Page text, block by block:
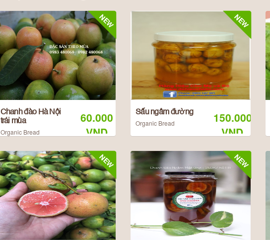
NEW
Chanh đào Hà Nội
trái mùa
Organic Bread
60.000
VND
NEW
Sấu ngâm đường
Organic Bread
150.000
VND
NEW NEW